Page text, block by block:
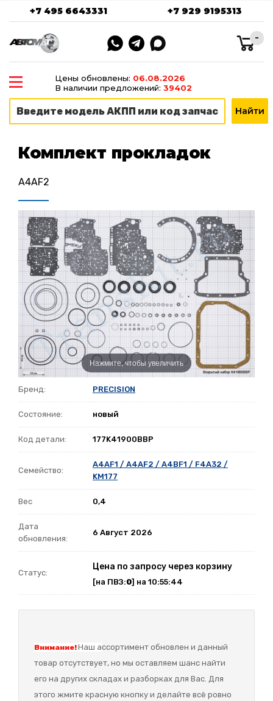
+7 495 6643331 +7 929 9195313
-
Цены обновлены: 06.08.2026
В наличии предложений: 39402
Комплект прокладок
A4AF2
Нажмите, чтобы увеличить
Бренд: PRECISION
Состояние: новый
Код детали: 177K41900BBP
Семейство:
A4AF1 / A4AF2 / A4BF1 / F4A32 /
KM177
Вес 0,4
Дата
обновления:
6 Август 2026
Статус:
Цена по запросу через корзину
[на ПВЗ:0] на 10:55:44
Внимание!Наш ассортимент обновлен и данный
товар отсутствует, но мы оставляем шанс найти
его на других складах и разборках для Вас. Для
этого жмите красную кнопку и делайте всё ровно